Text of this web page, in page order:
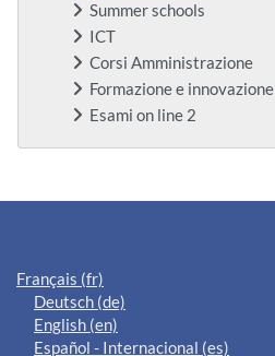
Summer schools
ICT
Corsi Amministrazione
Formazione e innovazione
Esami on line 2
Blocs supplémentaires
Français ‎(fr)‎
Deutsch ‎(de)‎
English ‎(en)‎
Español - Internacional ‎(es)‎